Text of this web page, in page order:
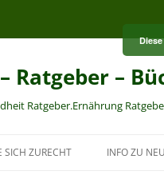
Ratgeber –
Ratgeber.Ernährung
SICH ZURECHT INFO ZU